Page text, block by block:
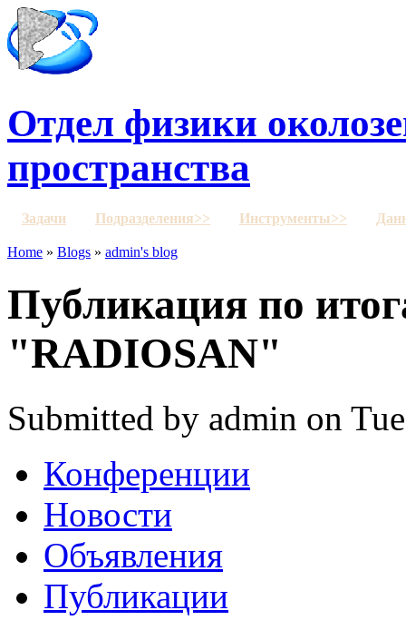
Отдел физики
пространства
Задачи Подразделения>> Инструменты>>
Home » Blogs » admin's blog
Публикация по
"RADIOSAN"
Submitted by admin on
Конференции
Новости
Объявления
Публикации